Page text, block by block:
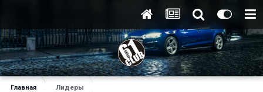
Главная Лидеры